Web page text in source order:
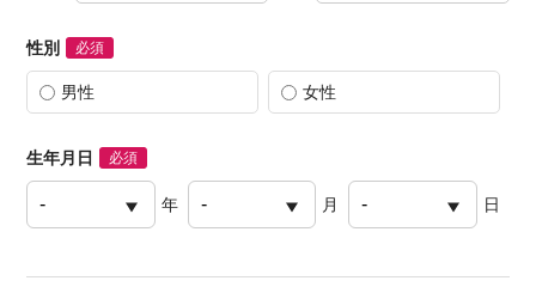
性別 必須
男性 女性
生年月日 必須
年 月 日